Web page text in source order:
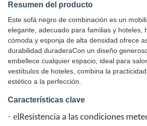
Resumen del producto
Este sofá negro de combinación es un
elegante, adecuado para familias y hoteles,
cómoda y esponja de alta densidad.ofrece
durabilidad duraderaCon un diseño
embellece cualquier espacio, ideal para
vestíbulos de hoteles, combina la
estético a la perfección.
Características clave
· elResistencia a las condiciones